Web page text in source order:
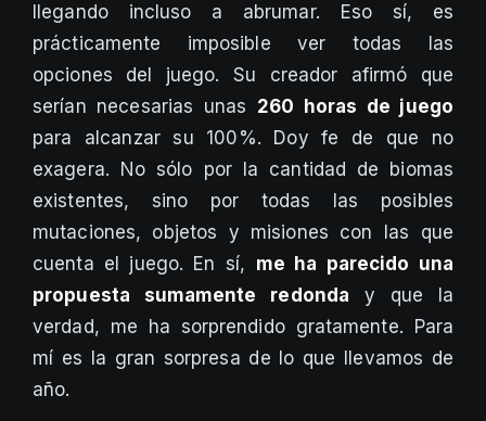
llegando incluso a abrumar. Eso sí, es
prácticamente imposible ver todas las
opciones del juego. Su creador afirmó que
serían necesarias unas 260 horas de juego
para alcanzar su 100%. Doy fe de que no
exagera. No sólo por la cantidad de biomas
existentes, sino por todas las posibles
mutaciones, objetos y misiones con las que
cuenta el juego. En sí, me ha parecido una
propuesta sumamente redonda y que la
verdad, me ha sorprendido gratamente. Para
mí es la gran sorpresa de lo que llevamos de
año.